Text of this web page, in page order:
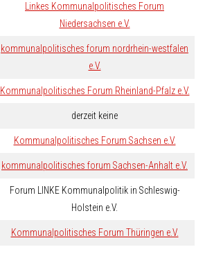
Linkes Kommunalpolitisches Forum
Niedersachsen e.V.
kommunalpolitisches forum nordrhein-westfalen
e.V.
Kommunalpolitisches Forum Rheinland-Pfalz e.V.
derzeit keine
Kommunalpolitisches Forum Sachsen e.V.
kommunalpolitisches forum Sachsen-Anhalt e.V.
Forum LINKE Kommunalpolitik in Schleswig-
Holstein e.V.
Kommunalpolitisches Forum Thüringen e.V.